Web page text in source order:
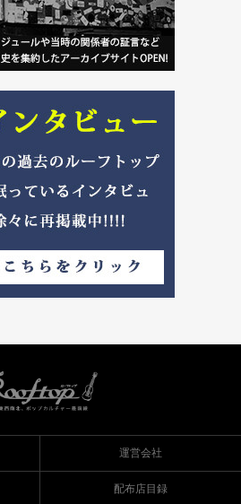
運営会社
配布店目録